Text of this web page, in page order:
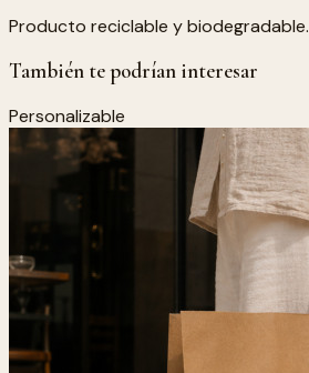
Producto reciclable y biodegradable.
También te podrían interesar
Personalizable